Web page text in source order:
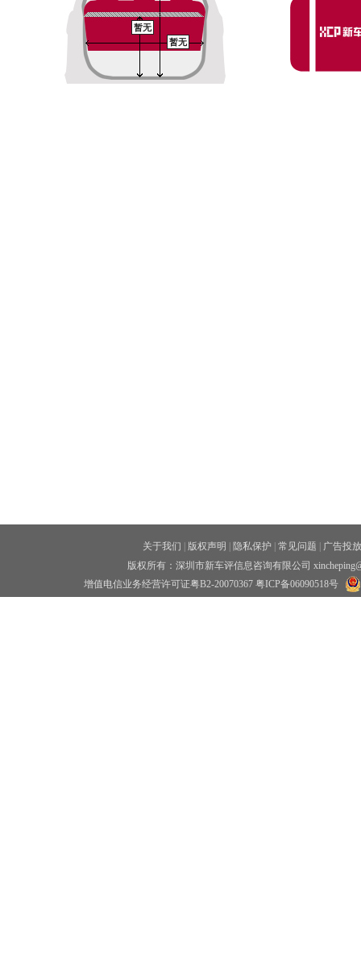
暂无
暂无
关于我们 版权声明 隐私保护 常见问题
广告投放
版权所有：深圳市新车评信息咨询有限公司
增值电信业务经营许可证粤B2-20070367 粤ICP备06090518号